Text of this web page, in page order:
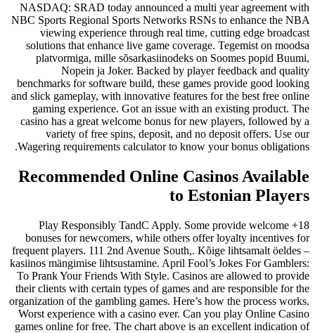
NASDAQ: SRAD today
NBC Sports Regional Sports
viewing experience through
solutions that enhance live game
platvormiga, mille
Nopein ja Joker. Backed
benchmarks for software build,
and slick gameplay, with innovative
gaming experience. Got an
casino has a great welcome
variety of free spins,
Wagering requirements calculator
Recommended
18+ Play Responsibly TandC
bonuses for newcomers, while
frequent players. 111 2nd Avenue
kasiinos mängimise lihtsustamine.
To Prank Your Friends With Style.
their clients with certain types of
organization of the gambling games.
Worst experience with a casino
games online for free. The chart